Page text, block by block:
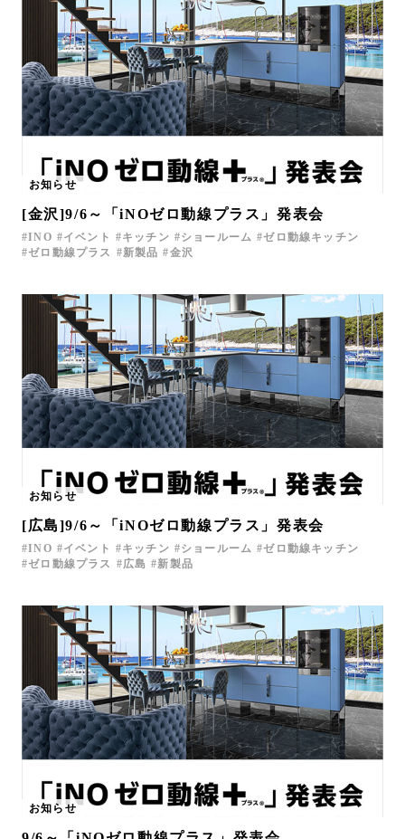
お知らせ
[金沢]9/6～「iNOゼロ動線プラス」発表会
INO イベント キッチン ショールーム
ゼロ動線キッチン
ゼロ動線プラス
新製品 金沢
お知らせ
[広島]9/6～「iNOゼロ動線プラス」発表会
INO イベント キッチン ショールーム
ゼロ動線キッチン
ゼロ動線プラス
広島 新製品
お知らせ